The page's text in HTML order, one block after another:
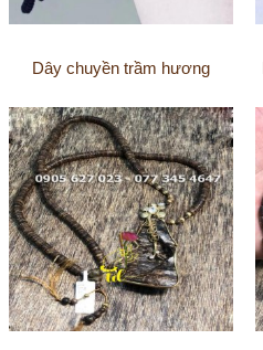
Dây chuyền trầm hương